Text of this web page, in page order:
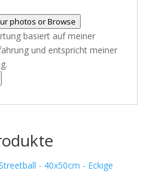
photos orBrowse
basiert auf meiner
und entspricht meiner